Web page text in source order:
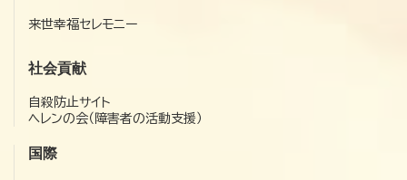
来世幸福セレモニー
社会貢献
自殺防止サイト
ヘレンの会（障害者の活動支援）
国際